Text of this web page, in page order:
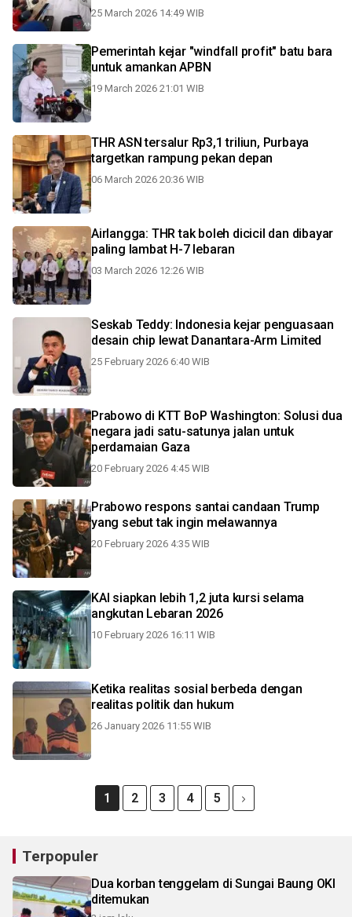
25 March 2026 14:49 WIB
Pemerintah kejar "windfall profit" batu bara
untuk amankan APBN
19 March 2026 21:01 WIB
THR ASN tersalur Rp3,1 triliun, Purbaya
targetkan rampung pekan depan
06 March 2026 20:36 WIB
Airlangga: THR tak boleh dicicil dan dibayar
paling lambat H-7 lebaran
03 March 2026 12:26 WIB
Seskab Teddy: Indonesia kejar penguasaan
desain chip lewat Danantara-Arm Limited
25 February 2026 6:40 WIB
Prabowo di KTT BoP Washington: Solusi dua
negara jadi satu-satunya jalan untuk
perdamaian Gaza
20 February 2026 4:45 WIB
Prabowo respons santai candaan Trump
yang sebut tak ingin melawannya
20 February 2026 4:35 WIB
KAI siapkan lebih 1,2 juta kursi selama
angkutan Lebaran 2026
10 February 2026 16:11 WIB
Ketika realitas sosial berbeda dengan
realitas politik dan hukum
26 January 2026 11:55 WIB
1 2 3 4 5
Terpopuler
Dua korban tenggelam di Sungai Baung OKI
ditemukan